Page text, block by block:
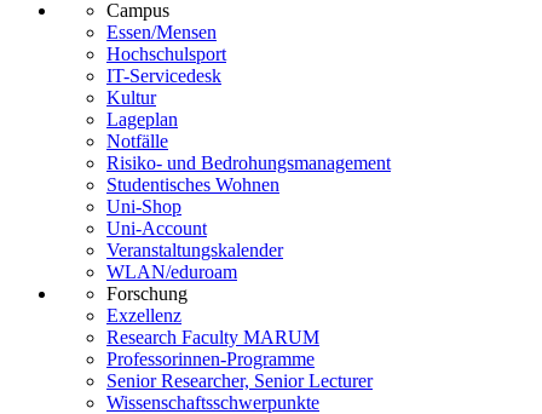
Campus
Essen/Mensen
Hochschulsport
IT-Servicedesk
Kultur
Lageplan
Notfälle
Risiko- und Bedrohungsmanagement
Studentisches Wohnen
Uni-Shop
Uni-Account
Veranstaltungskalender
WLAN/eduroam
Forschung
Exzellenz
Research Faculty MARUM
Professorinnen-Programme
Senior Researcher, Senior Lecturer
Wissenschaftsschwerpunkte